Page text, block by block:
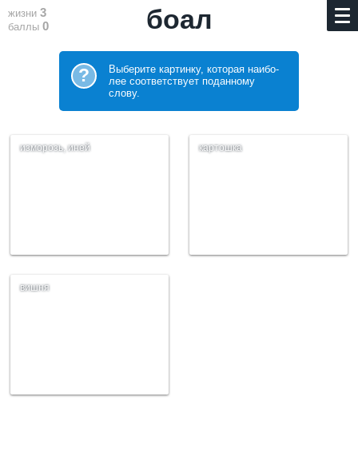
жизни 3
баллы 0 боал
?
Выберите картинку, которая наибо­
лее соответствует поданному
слову.
изморозь, иней картошка
вишня